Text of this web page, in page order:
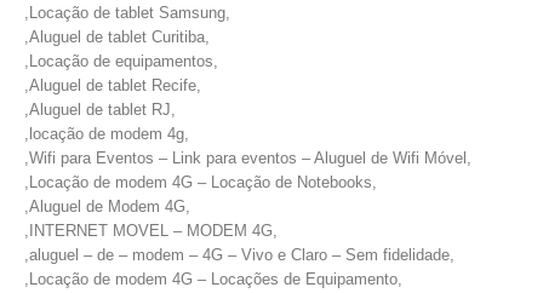
,Locação de tablet Samsung,
,Aluguel de tablet Curitiba,
,Locação de equipamentos,
,Aluguel de tablet Recife,
,Aluguel de tablet RJ,
,locação de modem 4g,
,Wifi para Eventos – Link para eventos – Aluguel de Wifi Móvel,
,Locação de modem 4G – Locação de Notebooks,
,Aluguel de Modem 4G,
,INTERNET MOVEL – MODEM 4G,
,aluguel – de – modem – 4G – Vivo e Claro – Sem fidelidade,
,Locação de modem 4G – Locações de Equipamento,